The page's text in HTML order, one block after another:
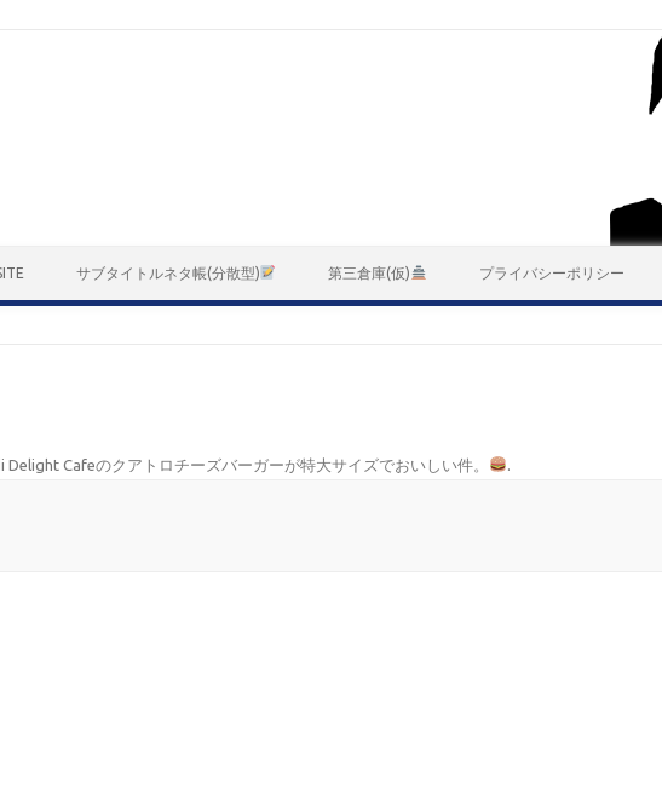
サブタイトルネタ帳(分散型) 第三倉庫(仮) プライバシーポリシー
Delight Cafeのクアトロチーズバーガーが特大サイズでおいしい件。 .